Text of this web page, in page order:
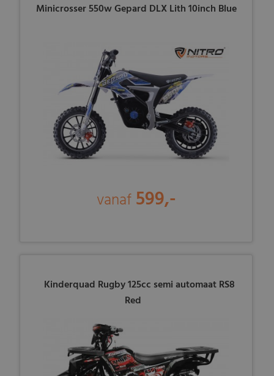
Minicrosser 550w Gepard DLX Lith 10inch Blue
vanaf 599,-
Kinderquad Rugby 125cc semi automaat RS8
Red